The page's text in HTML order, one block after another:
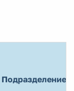
Подразделение